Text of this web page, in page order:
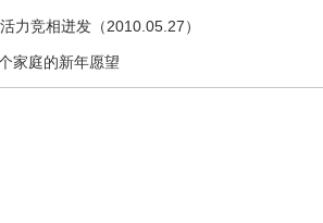
力竞相迸发（2010.05.27）
家庭的新年愿望